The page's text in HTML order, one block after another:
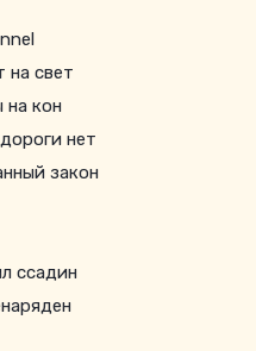
на свет
на кон
нет
закон
ссадин